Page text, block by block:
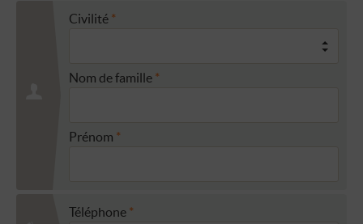
Civilité
Nom de famille
Prénom
Téléphone